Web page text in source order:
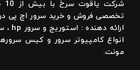
تخصصی فروش و خرید سرور اچ پی در
انواع کامپیوتر سرور و کیس
مونت.